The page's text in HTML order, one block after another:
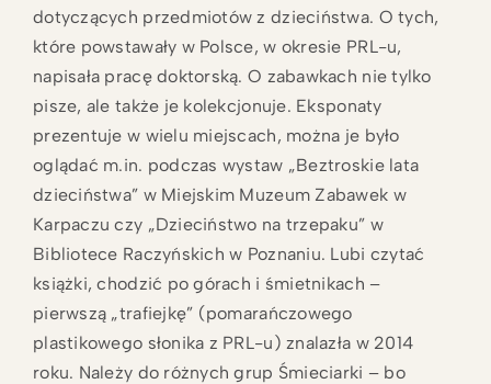
dotyczących przedmiotów z dzieciństwa. O tych,
które powstawały w Polsce, w okresie PRL-u,
napisała pracę doktorską. O zabawkach nie tylko
pisze, ale także je kolekcjonuje. Eksponaty
prezentuje w wielu miejscach, można je było
oglądać m.in. podczas wystaw „Beztroskie lata
dzieciństwa” w Miejskim Muzeum Zabawek w
Karpaczu czy „Dzieciństwo na trzepaku” w
Bibliotece Raczyńskich w Poznaniu. Lubi czytać
książki, chodzić po górach i śmietnikach –
pierwszą „trafiejkę” (pomarańczowego
plastikowego słonika z PRL-u) znalazła w 2014
roku. Należy do różnych grup Śmieciarki – bo